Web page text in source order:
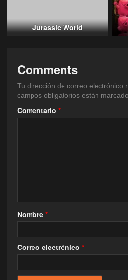
Jurassic World
Comments
Tu dirección de correo electrónico
campos obligatorios están
Comentario *
Nombre *
Correo electrónico *